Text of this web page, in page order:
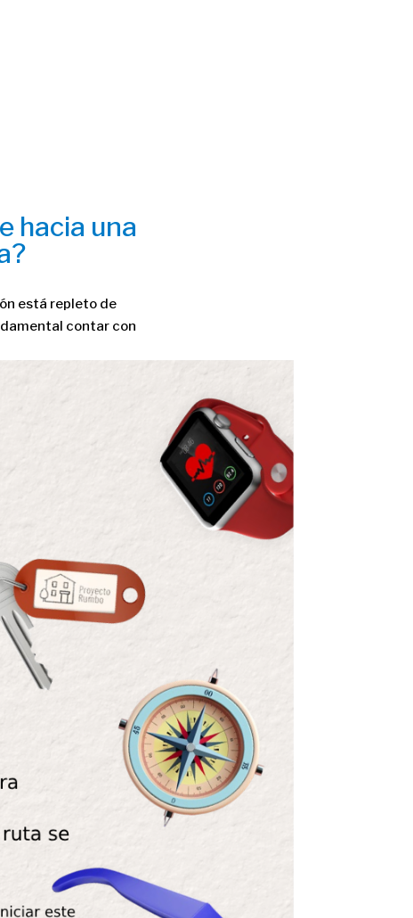
hacia una
está repleto de
contar con